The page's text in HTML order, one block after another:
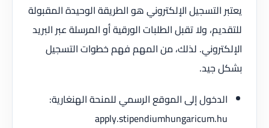
يعتبر التسجيل الإلكتروني هو الطريقة الوحيدة المقبولة
للتقديم، ولا تقبل الطلبات الورقية أو المرسلة عبر البريد
الإلكتروني. لذلك، من المهم فهم خطوات التسجيل
بشكل جيد.
الدخول إلى الموقع الرسمي للمنحة الهنغارية:
apply.stipendiumhungaricum.hu